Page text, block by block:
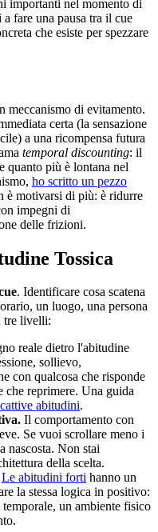
importanti nel momento di
a fare una pausa tra il cue
che esiste per spezzare
meccanismo di evitamento.
certa (la sensazione
a una ricompensa futura
temporal discounting: il
quanto più è lontana nel
ho scritto un pezzo
è motivarsi di più: è ridurre
impegni di
delle frizioni.
Tossica
. Identificare cosa scatena
un luogo, una persona
tre livelli:
reale dietro l'abitudine
sollievo,
con qualcosa che risponde
che reprimere. Una guida
abitudini.
Il comportamento con
Se vuoi scrollare meno i
nascosta. Non stai
della scelta.
Le abitudini forti hanno un
la stessa logica in positivo:
un ambiente fisico